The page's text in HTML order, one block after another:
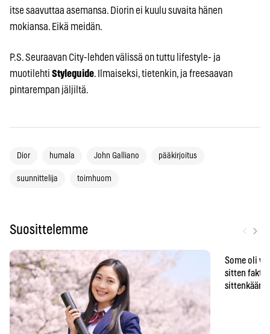
itse saavuttaa asemansa. Diorin ei kuulu suvaita hänen
mokiansa. Eikä meidän.
P.S. Seuraavan City-lehden välissä on tuttu lifestyle- ja
muotilehti Styleguide. Ilmaiseksi, tietenkin, ja freesaavan
pintarempan jäljiltä.
Dior humala John Galliano pääkirjoitus
suunnittelija toimhuom
Suosittelemme ›
Some oli
sitten
sittenkään